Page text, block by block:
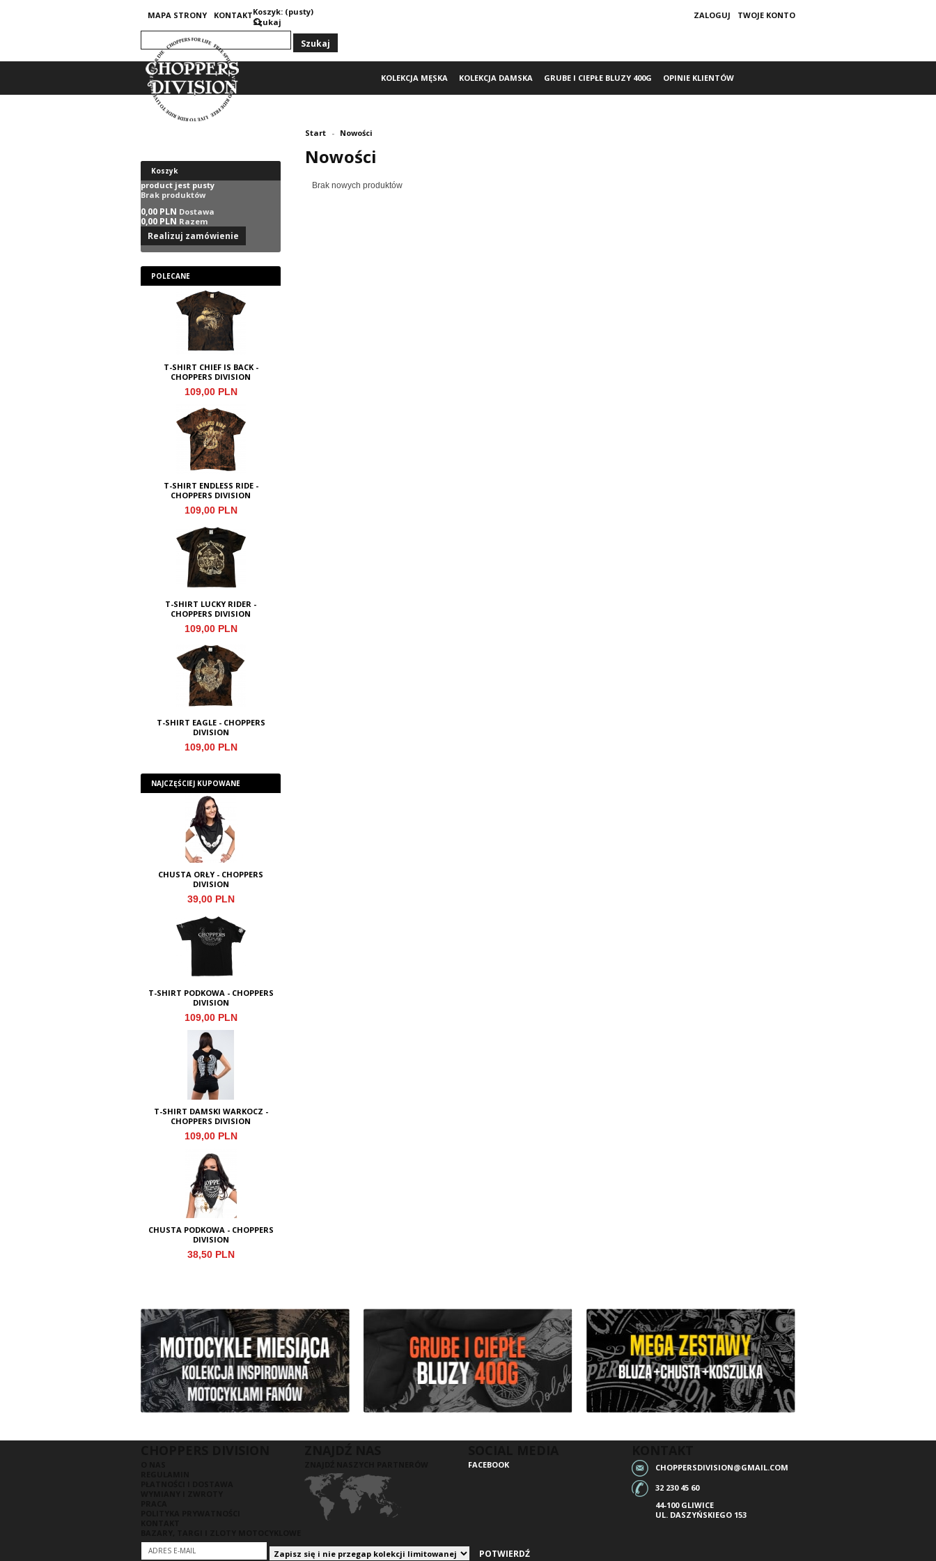
MAPA STRONY KONTAKT ZALOGUJ TWOJE KONTO
Koszyk: (pusty)
Szukaj
KOLEKCJA MĘSKA KOLEKCJA DAMSKA GRUBE I CIEPŁE BLUZY 400G OPINIE KLIENTÓW
Koszyk
product jest pusty
Brak produktów
0,00 PLN Dostawa
0,00 PLN Razem
Realizuj zamówienie
POLECANE
T-SHIRT CHIEF IS BACK -
CHOPPERS DIVISION
109,00 PLN
T-SHIRT ENDLESS RIDE -
CHOPPERS DIVISION
109,00 PLN
T-SHIRT LUCKY RIDER -
CHOPPERS DIVISION
109,00 PLN
T-SHIRT EAGLE - CHOPPERS
DIVISION
109,00 PLN
NAJCZĘŚCIEJ KUPOWANE
CHUSTA ORŁY - CHOPPERS
DIVISION
39,00 PLN
T-SHIRT PODKOWA - CHOPPERS
DIVISION
109,00 PLN
T-SHIRT DAMSKI WARKOCZ -
CHOPPERS DIVISION
109,00 PLN
CHUSTA PODKOWA - CHOPPERS
DIVISION
38,50 PLN
Start - Nowości
Nowości
Brak nowych produktów
FACEBOOK
CHOPPERSDIVISION@GMAIL.COM
32 230 45 60
44-100 GLIWICE
UL. DASZYŃSKIEGO 153